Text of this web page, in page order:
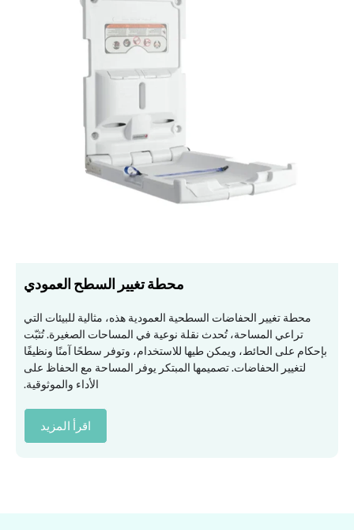
محطة تغيير السطح العمودي
محطة تغيير الحفاضات السطحية العمودية هذه، مثالية للبيئات التي
تراعي المساحة، تُحدث نقلة نوعية في المساحات الصغيرة. تُثبّت
بإحكام على الحائط، ويمكن طيها للاستخدام، وتوفر سطحًا آمنًا ونظيفًا
لتغيير الحفاضات. تصميمها المبتكر يوفر المساحة مع الحفاظ على
الأداء والموثوقية.
اقرأ المزيد